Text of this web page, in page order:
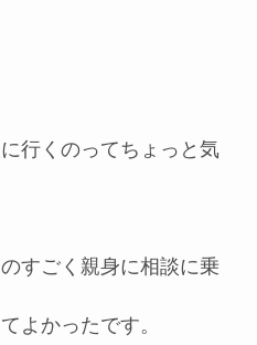
行くのってちょっと気
すごく親身に相談に乗
よかったです。